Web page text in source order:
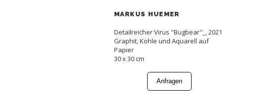
MARKUS HUEMER
Detailreicher Virus "Bugbear"_, 2021
Graphit, Kohle und Aquarell auf
Papier
30 x 30 cm
Anfragen